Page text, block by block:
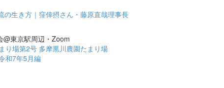
生き方｜窪倖摂さん・藤原直哉理事長
@東京駅周辺・Zoom
り場第2号 多摩黒川農園たまり場
和7年5月編